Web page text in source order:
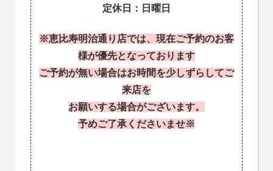
定休日：日曜日
※恵比寿明治通り店では、現在ご予約のお客
様が優先となっております
ご予約が無い場合はお時間を少しずらしてご
来店を
お願いする場合がございます。
予めご了承くださいませ※